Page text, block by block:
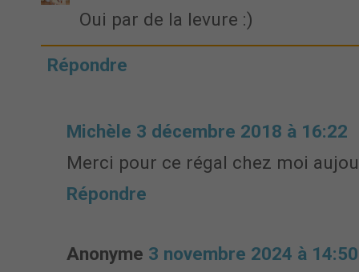
Oui par de la levure :)
Répondre
Michèle 3 décembre 2018 à 16:22
Merci pour ce régal chez moi
Répondre
Anonyme 3 novembre 2024 à 14:50